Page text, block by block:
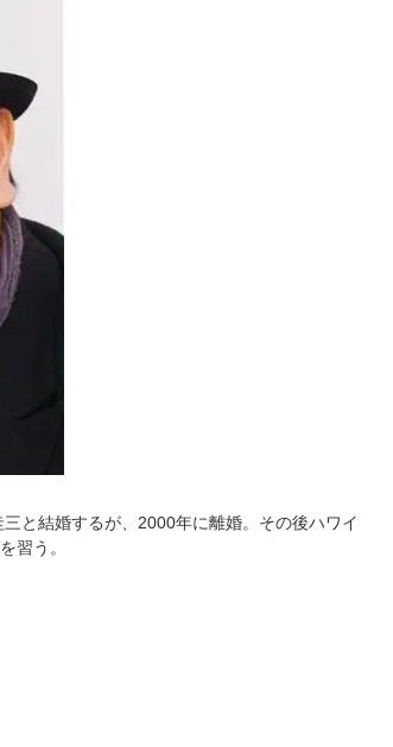
と結婚するが、2000年に離婚。その後ハワイ
習う。